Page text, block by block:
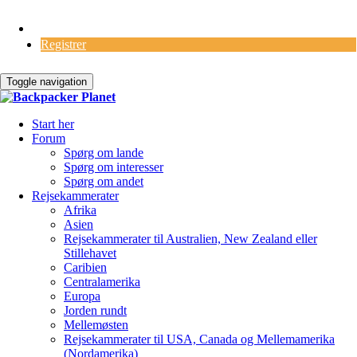
Registrer
Toggle navigation
Start her
Forum
Spørg om lande
Spørg om interesser
Spørg om andet
Rejsekammerater
Afrika
Asien
Rejsekammerater til Australien, New Zealand eller
Stillehavet
Caribien
Centralamerika
Europa
Jorden rundt
Mellemøsten
Rejsekammerater til USA, Canada og Mellemamerika
(Nordamerika)